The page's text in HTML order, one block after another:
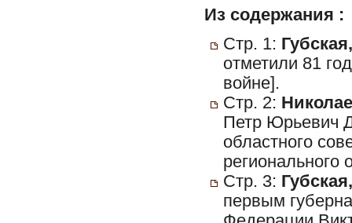
Из содержания :
Стр. 1:
отметили 81
войне].
Стр. 2:
Петр Юрьевич
областного
регионального
Стр. 3:
первым